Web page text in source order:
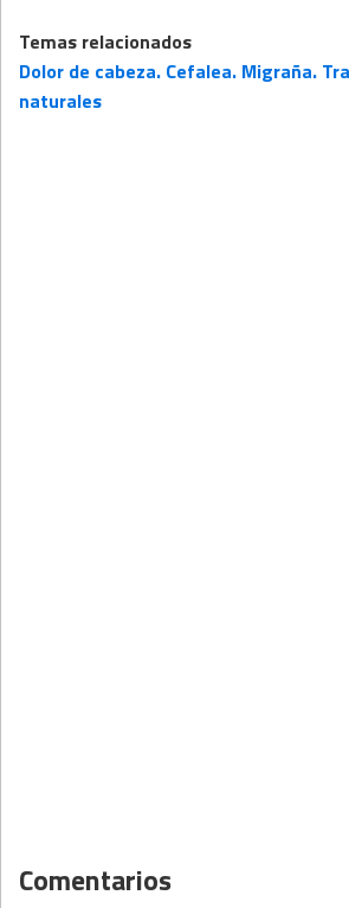
Temas relacionados
Dolor de cabeza. Cefalea. Migraña.
naturales
Comentarios